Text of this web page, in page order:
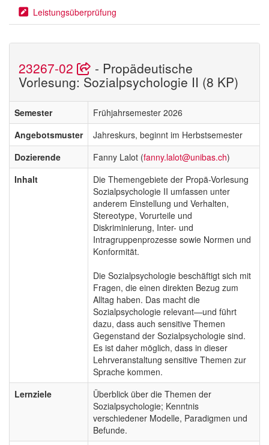
Leistungsüberprüfung
23267-02 - Propädeutische
Vorlesung: Sozialpsychologie II (8 KP)
Semester
Frühjahrsemester 2026
Angebotsmuster
Jahreskurs, beginnt im Herbstsemester
Dozierende
Fanny Lalot (fanny.lalot@unibas.ch)
Inhalt
Die Themengebiete der Propä-Vorlesung
Sozialpsychologie II umfassen unter
anderem Einstellung und Verhalten,
Stereotype, Vorurteile und
Diskriminierung, Inter- und
Intragruppenprozesse sowie Normen und
Konformität.
Die Sozialpsychologie beschäftigt sich mit
Fragen, die einen direkten Bezug zum
Alltag haben. Das macht die
Sozialpsychologie relevant—und führt
dazu, dass auch sensitive Themen
Gegenstand der Sozialpsychologie sind.
Es ist daher möglich, dass in dieser
Lehrveranstaltung sensitive Themen zur
Sprache kommen.
Lernziele
Überblick über die Themen der
Sozialpsychologie; Kenntnis
verschiedener Modelle, Paradigmen und
Befunde.